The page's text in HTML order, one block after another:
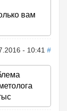
вам
- 10:41 #